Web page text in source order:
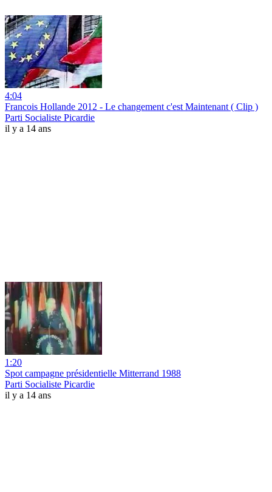
4:04
Francois Hollande 2012 - Le changement c'est Maintenant ( Clip )
Parti Socialiste Picardie
il y a 14 ans
1:20
Spot campagne présidentielle Mitterrand 1988
Parti Socialiste Picardie
il y a 14 ans